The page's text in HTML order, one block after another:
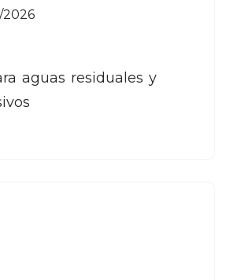
aguas residuales y